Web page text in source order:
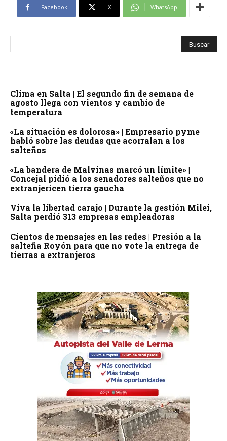
Facebook X WhatsApp
Clima en Salta | El segundo fin de semana de
agosto llega con vientos y cambio de
temperatura
«La situación es dolorosa» | Empresario pyme
habló sobre las deudas que acorralan a los
salteños
«La bandera de Malvinas marcó un límite» |
Concejal pidió a los senadores salteños que no
extranjericen tierra gaucha
Viva la libertad carajo | Durante la gestión Milei,
Salta perdió 313 empresas empleadoras
Cientos de mensajes en las redes | Presión a la
salteña Royón para que no vote la entrega de
tierras a extranjeros